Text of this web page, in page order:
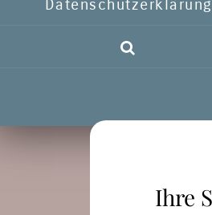
Datenschutzerklärung
Ihre